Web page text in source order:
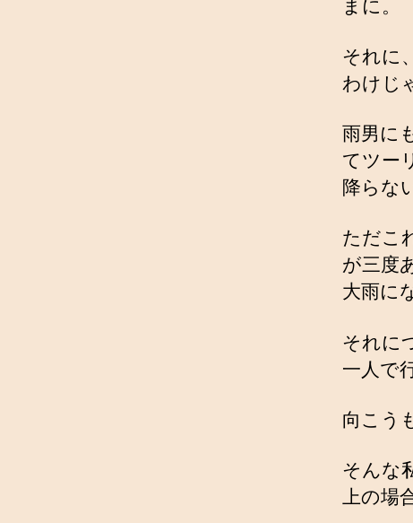
まに。
それに
わけじ
雨男に
てツー
降らな
ただこ
が三度
大雨に
それに
一人で
向こう
そんな
上の場